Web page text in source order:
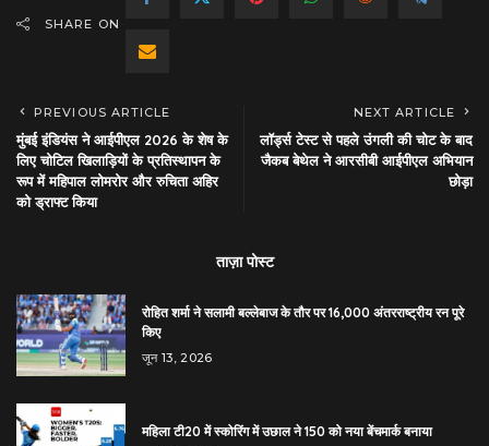
SHARE ON
PREVIOUS ARTICLE
मुंबई इंडियंस ने आईपीएल 2026 के शेष के
लिए चोटिल खिलाड़ियों के प्रतिस्थापन के
रूप में महिपाल लोमरोर और रुचिता अहिर
को ड्राफ्ट किया
NEXT ARTICLE
लॉर्ड्स टेस्ट से पहले उंगली की चोट के बाद
जैकब बेथेल ने आरसीबी आईपीएल अभियान
छोड़ा
ताज़ा पोस्ट
रोहित शर्मा ने सलामी बल्लेबाज के तौर पर 16,000 अंतरराष्ट्रीय रन पूरे
किए
जून 13, 2026
महिला टी20 में स्कोरिंग में उछाल ने 150 को नया बेंचमार्क बनाया